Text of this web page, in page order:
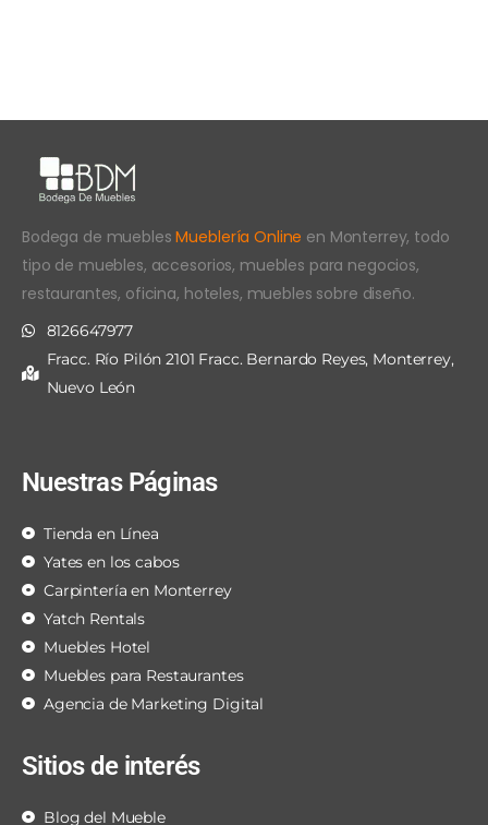
Bodega de mueblesMueblería Online en Monterrey, todo
tipo de muebles, accesorios, muebles para negocios,
restaurantes, oficina, hoteles, muebles sobre diseño.
8126647977
Fracc. Río Pilón 2101 Fracc. Bernardo Reyes, Monterrey,
Nuevo León
Nuestras Páginas
Tienda en Línea
Yates en los cabos
Carpintería en Monterrey
Yatch Rentals
Muebles Hotel
Muebles para Restaurantes
Agencia de Marketing Digital
Sitios de interés
Blog del Mueble